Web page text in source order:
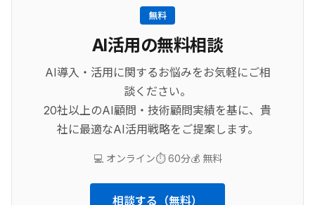
無料
AI活用の無料相談
AI導入・活用に関するお悩みをお気軽にご相
談ください。
20社以上のAI顧問・技術顧問実績を基に、貴
社に最適なAI活用戦略をご提案します。
💻 オンライン⏱️ 60分💰 無料
相談する（無料）